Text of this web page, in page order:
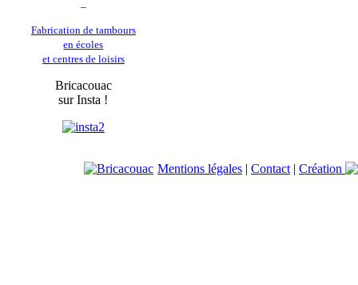
Fabrication de tambours
en écoles
et centres de loisirs
Bricacouac
sur Insta !
Mentions légales | Contact | Création